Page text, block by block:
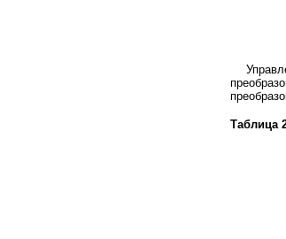
Таблица